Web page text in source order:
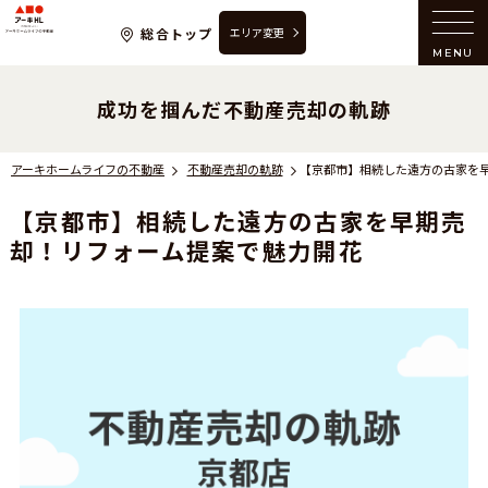
アーキホームライフの不動産
総合トップ エリア変更
MENU
アーキホームライフの不動産 不動産売却の軌跡
成功を掴んだ不動産売却の軌跡
【京都市】相続した遠方の古家を早期売
却！リフォーム提案で魅力開花